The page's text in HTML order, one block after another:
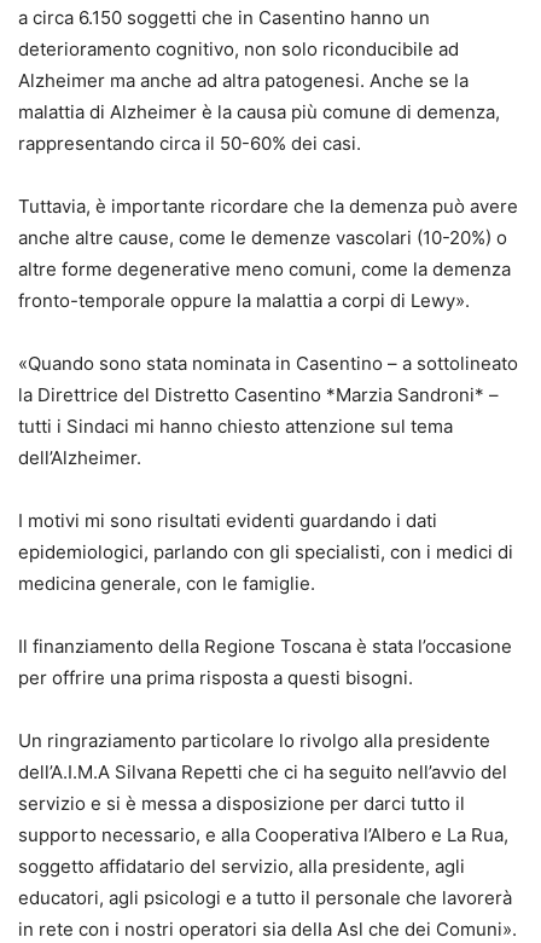
a circa 6.150 soggetti che in Casentino hanno un
deterioramento cognitivo, non solo riconducibile ad
Alzheimer ma anche ad altra patogenesi. Anche se la
malattia di Alzheimer è la causa più comune di demenza,
rappresentando circa il 50-60% dei casi.
Tuttavia, è importante ricordare che la demenza può avere
anche altre cause, come le demenze vascolari (10-20%) o
altre forme degenerative meno comuni, come la demenza
fronto-temporale oppure la malattia a corpi di Lewy».
«Quando sono stata nominata in Casentino – a sottolineato
la Direttrice del Distretto Casentino *Marzia Sandroni* –
tutti i Sindaci mi hanno chiesto attenzione sul tema
dell’Alzheimer.
I motivi mi sono risultati evidenti guardando i dati
epidemiologici, parlando con gli specialisti, con i medici di
medicina generale, con le famiglie.
Il finanziamento della Regione Toscana è stata l’occasione
per offrire una prima risposta a questi bisogni.
Un ringraziamento particolare lo rivolgo alla presidente
dell’A.I.M.A Silvana Repetti che ci ha seguito nell’avvio del
servizio e si è messa a disposizione per darci tutto il
supporto necessario, e alla Cooperativa l’Albero e La Rua,
soggetto affidatario del servizio, alla presidente, agli
educatori, agli psicologi e a tutto il personale che lavorerà
in rete con i nostri operatori sia della Asl che dei Comuni».